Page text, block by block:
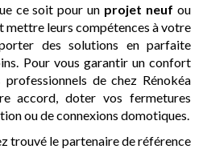
ce soit pour un projet neuf ou
mettre leurs compétences à votre
des solutions en parfaite
Pour vous garantir un confort
professionnels de chez Rénokéa
accord, doter vos fermetures
ou de connexions domotiques.
trouvé le partenaire de référence